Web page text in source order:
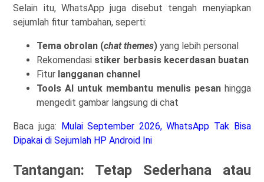
Selain itu, WhatsApp juga disebut tengah menyiapkan
sejumlah fitur tambahan, seperti:
Tema obrolan (chat themes)yang lebih personal
Rekomendasi stiker berbasis kecerdasan buatan
Fitur langganan channel
Tools AI untuk membantu menulis pesanhingga
mengedit gambar langsung di chat
Baca juga: Mulai September 2026, WhatsApp Tak Bisa
Dipakai di Sejumlah HP Android Ini
Tantangan: Tetap Sederhana atau